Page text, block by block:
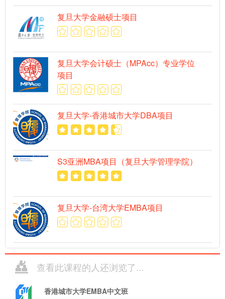
复旦大学金融硕士项目
复旦大学会计硕士（MPAcc）专业学位
项目
复旦大学-香港城市大学DBA项目
S3亚洲MBA项目（复旦大学管理学院）
复旦大学-台湾大学EMBA项目
查看此课程的人还浏览了...
香港城市大学EMBA中文班